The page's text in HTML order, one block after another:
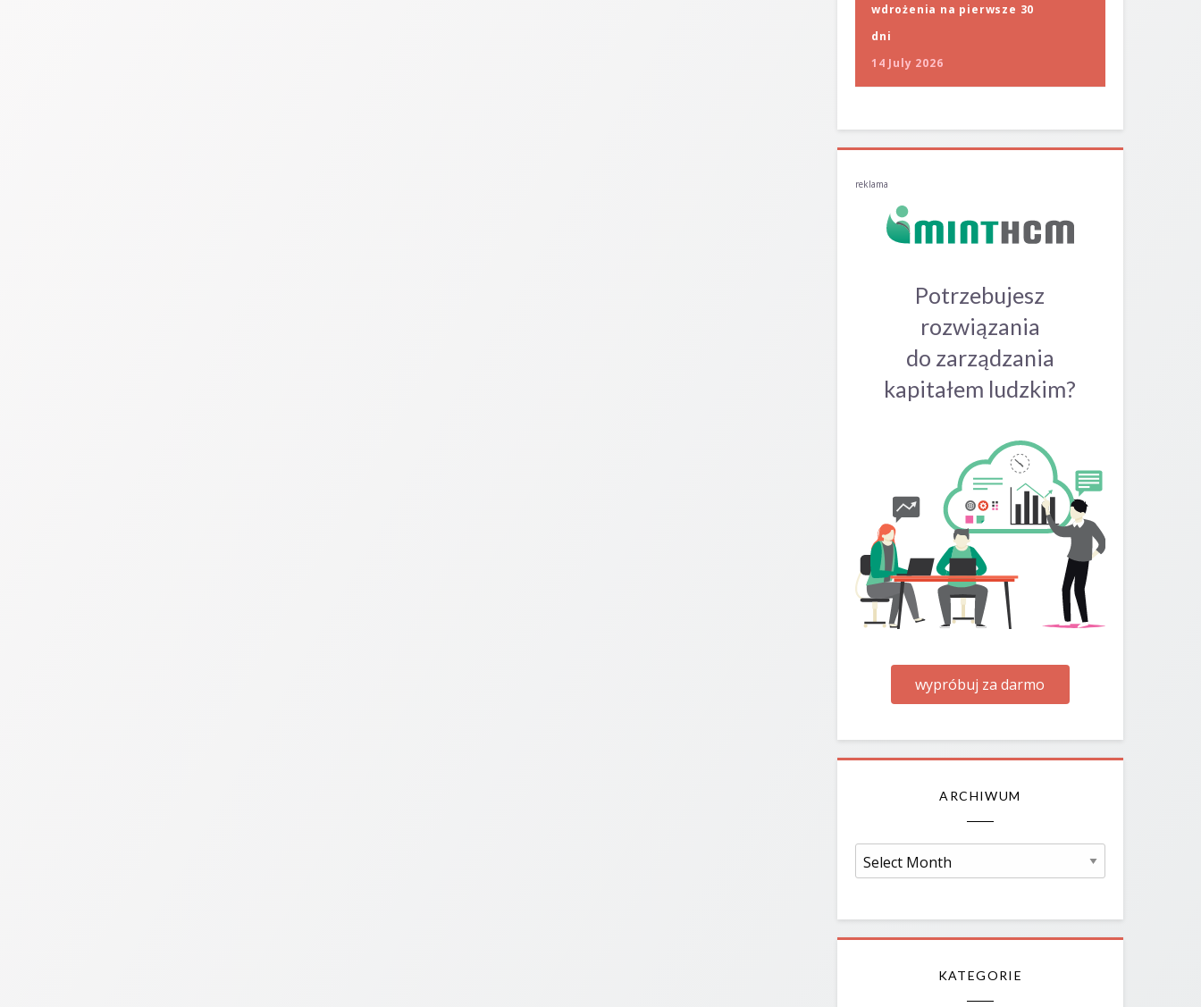
wdrożenia na pierwsze 30
dni
14 July 2026
reklama
Potrzebujesz
rozwiązania
do zarządzania
kapitałem ludzkim?
wypróbuj za darmo
ARCHIWUM
Archiwum
KATEGORIE